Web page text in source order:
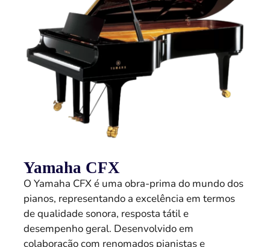
Yamaha CFX
O Yamaha CFX é uma obra-prima do mundo dos
pianos, representando a excelência em termos
de qualidade sonora, resposta tátil e
desempenho geral. Desenvolvido em
colaboração com renomados pianistas e